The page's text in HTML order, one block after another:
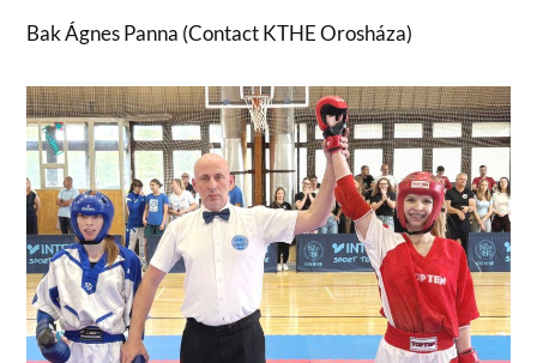
Bak Ágnes Panna (Contact KTHE Orosháza)